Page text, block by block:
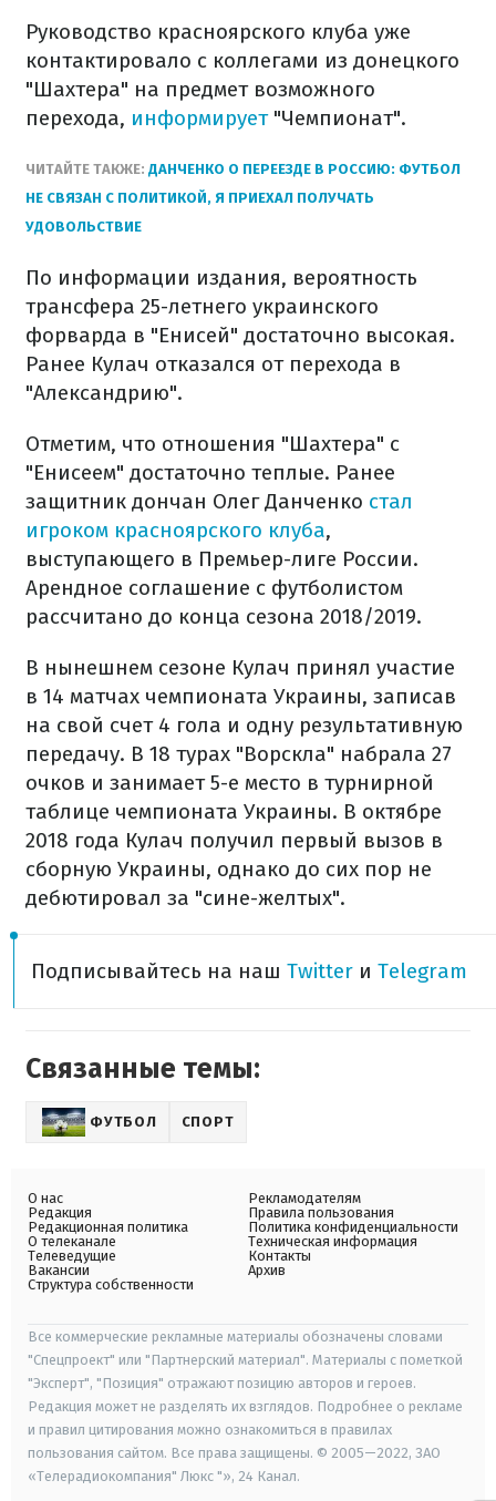
Руководство красноярского клуба уже
контактировало с коллегами из донецкого
"Шахтера" на предмет возможного
перехода, информирует"Чемпионат".
ЧИТАЙТЕ ТАКЖЕ: ДАНЧЕНКО О ПЕРЕЕЗДЕ В РОССИЮ: ФУТБОЛ
НЕ СВЯЗАН С ПОЛИТИКОЙ, Я ПРИЕХАЛ ПОЛУЧАТЬ
УДОВОЛЬСТВИЕ
По информации издания, вероятность
трансфера 25-летнего украинского
форварда в "Енисей" достаточно высокая.
Ранее Кулач отказался от перехода в
"Александрию".
Отметим, что отношения "Шахтера" с
"Енисеем" достаточно теплые. Ранее
защитник дончан Олег Данченко стал
игроком красноярского клуба,
выступающего в Премьер-лиге России.
Арендное соглашение с футболистом
рассчитано до конца сезона 2018/2019.
В нынешнем сезоне Кулач принял участие
в 14 матчах чемпионата Украины, записав
на свой счет 4 гола и одну результативную
передачу. В 18 турах "Ворскла" набрала 27
очков и занимает 5-е место в турнирной
таблице чемпионата Украины. В октябре
2018 года Кулач получил первый вызов в
сборную Украины, однако до сих пор не
дебютировал за "сине-желтых".
Подписывайтесь на наш Twitter и Telegram
Связанные темы:
ФУТБОЛ СПОРТ
О нас
Редакция
Редакционная политика
О телеканале
Телеведущие
Вакансии
Структура собственности
Рекламодателям
Правила пользования
Политика конфиденциальности
Техническая информация
Контакты
Архив
Все коммерческие рекламные материалы обозначены словами
"Спецпроект" или "Партнерский материал". Материалы с пометкой
"Эксперт", "Позиция" отражают позицию авторов и героев.
Редакция может не разделять их взглядов. Подробнее о рекламе
и правил цитирования можно ознакомиться в правилах
пользования сайтом. Все права защищены. © 2005—2022, ЗАО
«Телерадиокомпания" Люкс "», 24 Канал.